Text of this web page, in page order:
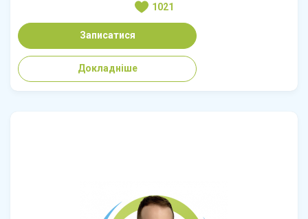
1021
Записатися
Докладніше